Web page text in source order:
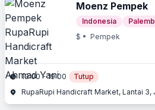
Moenz Pempek
Indonesia
$ • Pempek
10:00 - 19:00
Tutup